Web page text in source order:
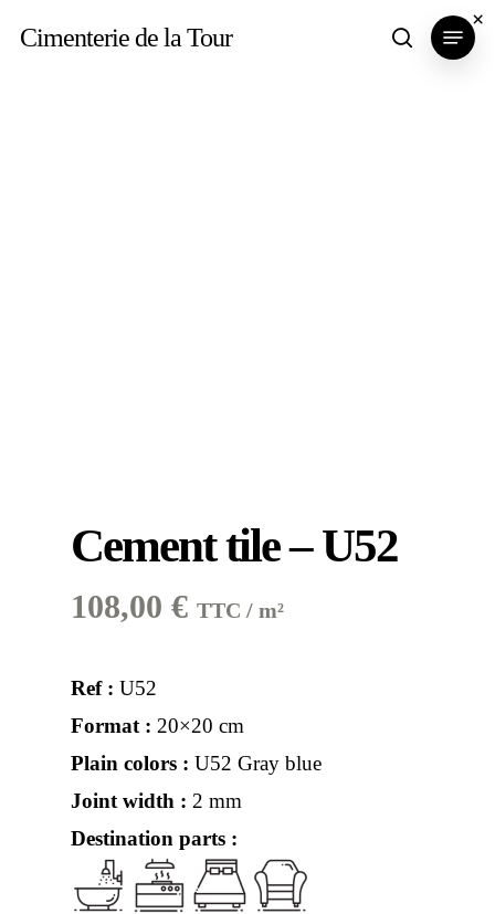
Cimenterie de la Tour search
Menu
Cement tile – U52
108,00 € TTC / m²
Ref : U52
Format : 20×20 cm
Plain colors : U52 Gray blue
Joint width : 2 mm
Destination parts :
×